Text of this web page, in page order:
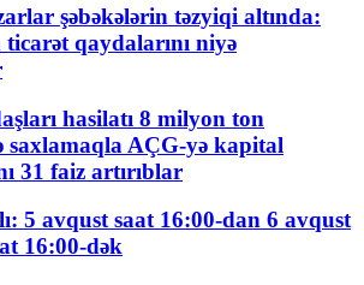
şəbəkələrin təzyiqi altında:
qaydalarını niyə
hasilatı 8 milyon ton
saxlamaqla AÇG-yə kapital
31 faiz artırıblar
5 avqust saat 16:00-dan 6 avqust
16:00-dək